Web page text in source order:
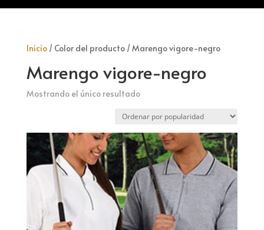
Inicio/ Color del producto / Marengo vigore-negro
Marengo vigore-negro
Mostrando el único resultado